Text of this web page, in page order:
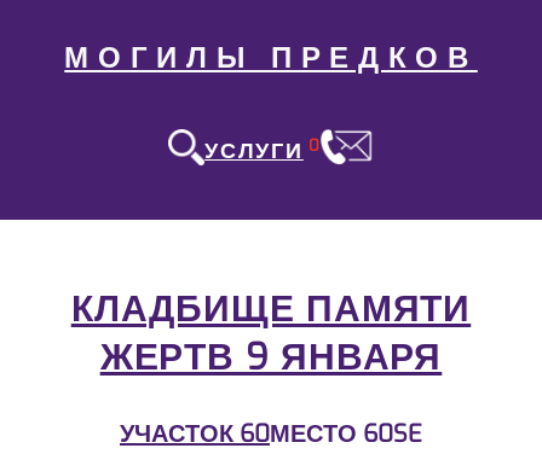
МОГИЛЫ ПРЕДКОВ
УСЛУГИ 0
КЛАДБИЩЕ ПАМЯТИ
ЖЕРТВ 9 ЯНВАРЯ
УЧАСТОК 60МЕСТО 60SE